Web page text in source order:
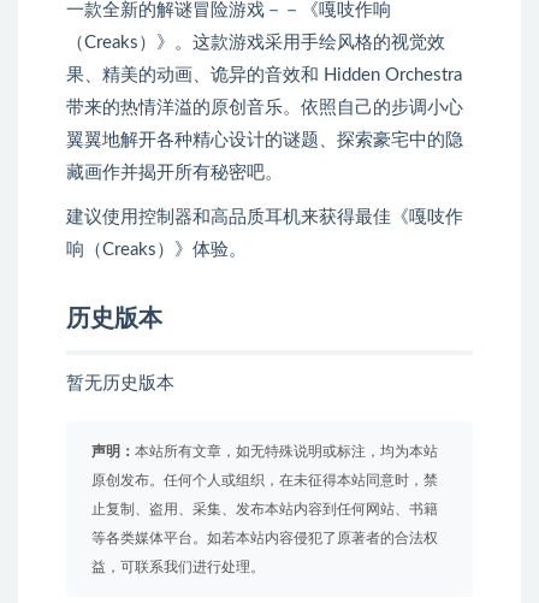
一款全新的解谜冒险游戏－－《嘎吱作响
（Creaks）》。这款游戏采用手绘风格的视觉效
果、精美的动画、诡异的音效和 Hidden Orchestra
带来的热情洋溢的原创音乐。依照自己的步调小心
翼翼地解开各种精心设计的谜题、探索豪宅中的隐
藏画作并揭开所有秘密吧。
建议使用控制器和高品质耳机来获得最佳《嘎吱作
响（Creaks）》体验。
历史版本
暂无历史版本
声明： 本站所有文章，如无特殊说明或标注，均为本站
原创发布。任何个人或组织，在未征得本站同意时，禁
止复制、盗用、采集、发布本站内容到任何网站、书籍
等各类媒体平台。如若本站内容侵犯了原著者的合法权
益，可联系我们进行处理。